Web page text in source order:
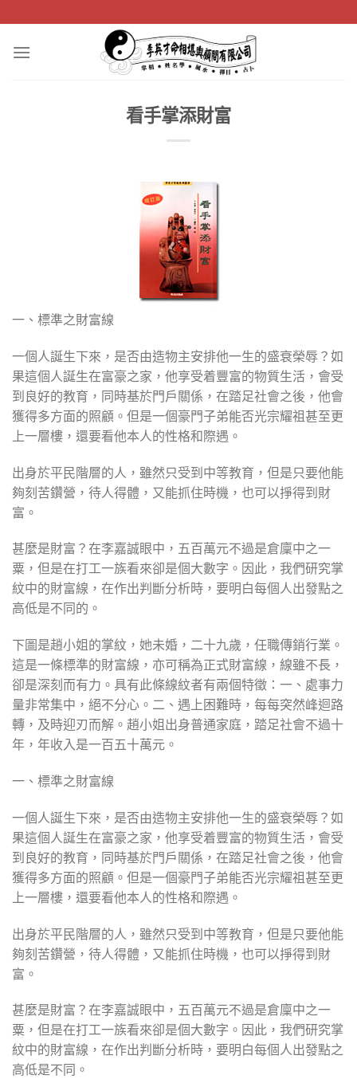
to
content
看手掌添財富
一、標準之財富線
一個人誕生下來，是否由造物主安排他一生的盛衰榮辱？如
果這個人誕生在富豪之家，他享受着豐富的物質生活，會受
到良好的教育，同時基於門戶關係，在踏足社會之後，他會
獲得多方面的照顧。但是一個豪門子弟能否光宗耀祖甚至更
上一層樓，還要看他本人的性格和際遇。
出身於平民階層的人，雖然只受到中等教育，但是只要他能
夠刻苦鑽營，待人得體，又能抓住時機，也可以掙得到財
富。
甚麼是財富？在李嘉誠眼中，五百萬元不過是倉廩中之一
粟，但是在打工一族看來卻是個大數字。因此，我們研究掌
紋中的財富線，在作出判斷分析時，要明白每個人出發點之
高低是不同的。
下圖是趙小姐的掌紋，她未婚，二十九歲，任職傳銷行業。
這是一條標準的財富線，亦可稱為正式財富線，線雖不長，
卻是深刻而有力。具有此條線紋者有兩個特徵：一、處事力
量非常集中，絕不分心。二、遇上困難時，每每突然峰迴路
轉，及時迎刃而解。趙小姐出身普通家庭，踏足社會不過十
年，年收入是一百五十萬元。
一、標準之財富線
一個人誕生下來，是否由造物主安排他一生的盛衰榮辱？如
果這個人誕生在富豪之家，他享受着豐富的物質生活，會受
到良好的教育，同時基於門戶關係，在踏足社會之後，他會
獲得多方面的照顧。但是一個豪門子弟能否光宗耀祖甚至更
上一層樓，還要看他本人的性格和際遇。
出身於平民階層的人，雖然只受到中等教育，但是只要他能
夠刻苦鑽營，待人得體，又能抓住時機，也可以掙得到財
富。
甚麼是財富？在李嘉誠眼中，五百萬元不過是倉廩中之一
粟，但是在打工一族看來卻是個大數字。因此，我們研究掌
紋中的財富線，在作出判斷分析時，要明白每個人出發點之
高低是不同。